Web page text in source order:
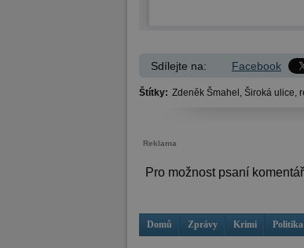
Sdílejte na: Facebook
Štítky: Zdeněk Šmahel, Široká ulice,
Reklama
Pro možnost psaní
Domů Zprávy Krimi Politika